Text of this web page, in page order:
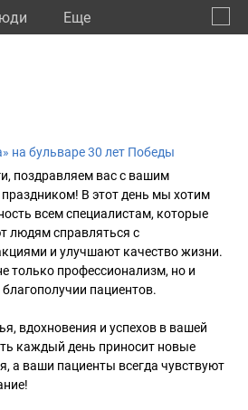
Eще
на бульваре 30 лет Победы
поздравляем вас с вашим
В этот день мы хотим
всем специалистам, которые
людям справляться с
и улучшают качество жизни.
только профессионализм, но и
пациентов.
вдохновения и успехов в вашей
каждый день приносит новые
а ваши пациенты всегда чувствуют